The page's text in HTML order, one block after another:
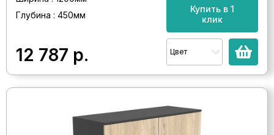
Глубина : 450мм
12 787 р.
Купить в 1
клик
Цвет